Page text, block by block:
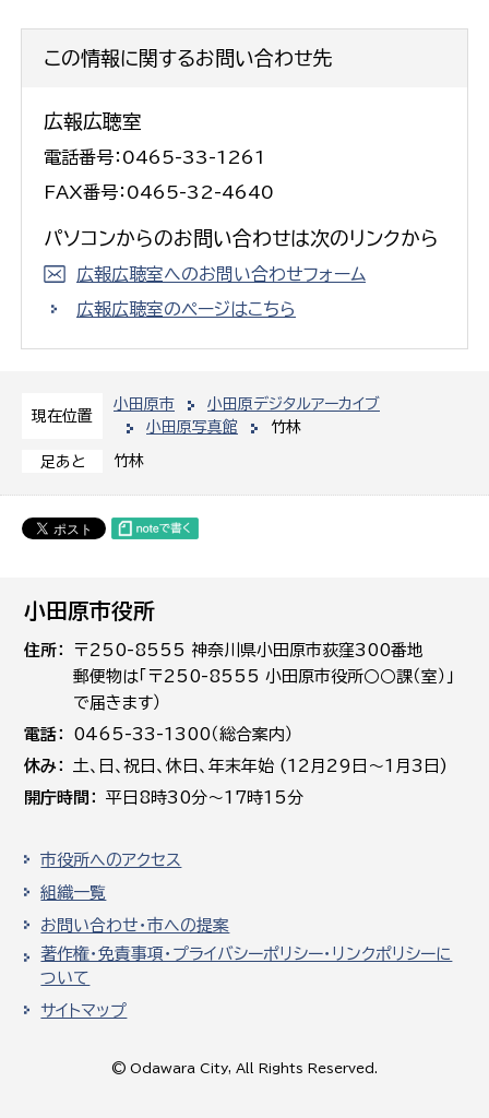
現在位置
小田原市
小田原デジタルアーカイブ
小田原写真館
竹林
足あと 竹林
この情報に関するお問い合わせ先
広報広聴室
電話番号：0465-33-1261
FAX番号：0465-32-4640
パソコンからのお問い合わせは次のリンクから
広報広聴室へのお問い合わせフォーム
広報広聴室のページはこちら
小田原市役所
住所
〒250-8555 神奈川県小田原市荻窪300番地
郵便物は「〒250-8555 小田原市役所○○課（室）」
で届きます）
電話
0465-33-1300（総合案内）
休み
土､日､祝日、休日、年末年始 (12月29日～1月3日)
開庁時間
平日8時30分～17時15分
市役所へのアクセス
組織一覧
お問い合わせ・市への提案
著作権・免責事項・プライバシーポリシー・リンクポリシーに
ついて
サイトマップ
© Odawara City, All Rights Reserved.